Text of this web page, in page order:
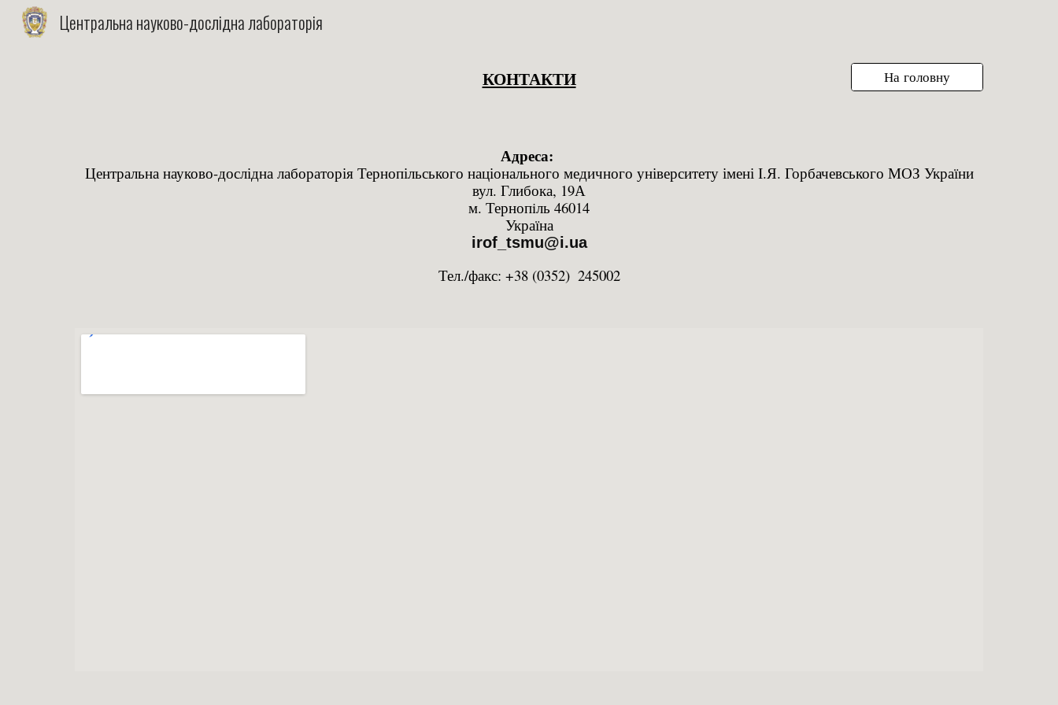
Центральна науково-дослідна лабораторія
КОНТАКТИ На головну
Адреса:
Центральна науково-дослідна лабораторія Тернопільського національного медичного університету імені І.Я. Горбачевського МОЗ України
вул. Глибока, 19А
м. Тернопiль 46014
Україна
irof_tsmu@i.ua
Тел./факс: +38 (0352)  245002